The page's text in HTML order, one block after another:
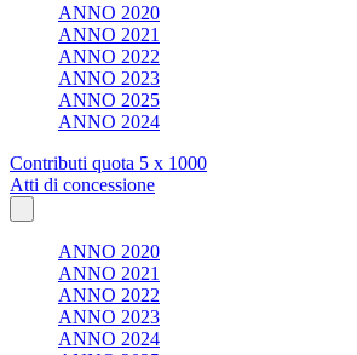
ANNO 2020
ANNO 2021
ANNO 2022
ANNO 2023
ANNO 2025
ANNO 2024
Contributi quota 5 x 1000
Atti di concessione
ANNO 2020
ANNO 2021
ANNO 2022
ANNO 2023
ANNO 2024